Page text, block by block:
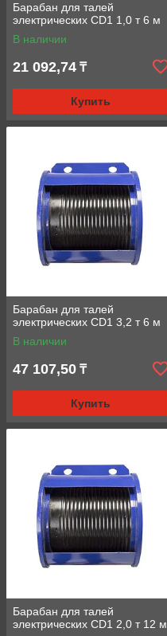
Барабан для талей
электрических CD1 1,0 т 6 м
В наличии
21 092,74 ₸
Купить
Барабан для талей
электрических CD1 3,2 т 6 м
В наличии
47 107,50 ₸
Купить
Барабан для талей
электрических CD1 2,0 т 12 м